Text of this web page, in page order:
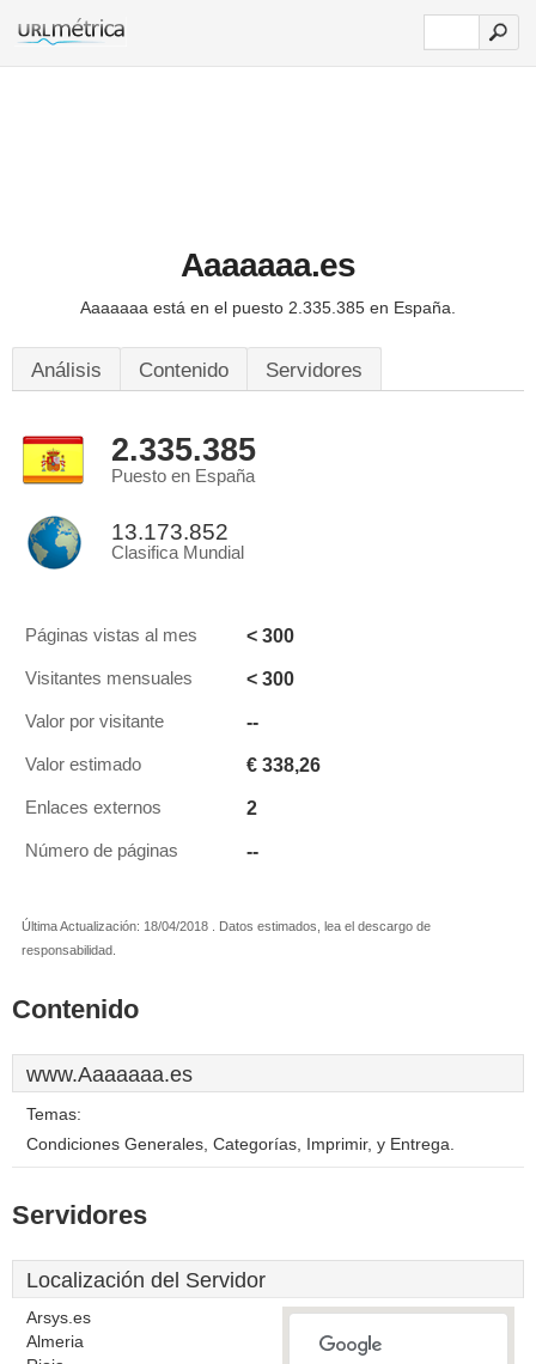
Aaaaaaa.es
Aaaaaaa está en el puesto 2.335.385 en España.
Análisis Contenido Servidores
2.335.385
Puesto en España
13.173.852
Clasifica Mundial
Páginas vistas al mes < 300
Visitantes mensuales < 300
Valor por visitante --
Valor estimado € 338,26
Enlaces externos 2
Número de páginas --
Última Actualización: 18/04/2018 . Datos estimados, lea el descargo de
responsabilidad.
Contenido
www.Aaaaaaa.es
Temas:
Condiciones Generales, Categorías, Imprimir, y Entrega.
Servidores
Localización del Servidor
Arsys.es
Almeria